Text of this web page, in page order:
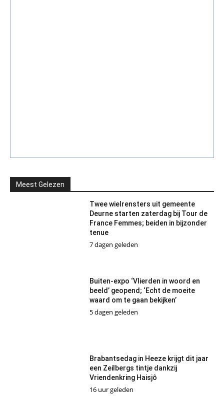
Meest Gelezen
Twee wielrensters uit gemeente
Deurne starten zaterdag bij Tour de
France Femmes; beiden in bijzonder
tenue
7 dagen geleden
Buiten-expo ‘Vlierden in woord en
beeld’ geopend; ‘Echt de moeite
waard om te gaan bekijken’
5 dagen geleden
Brabantsedag in Heeze krijgt dit jaar
een Zeilbergs tintje dankzij
Vriendenkring Haisjô
16 uur geleden